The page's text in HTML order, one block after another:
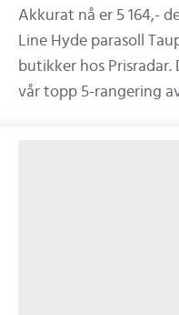
Akkurat nå er 5 164,-
Line Hyde parasoll
butikker hos
vår topp 5-rangering